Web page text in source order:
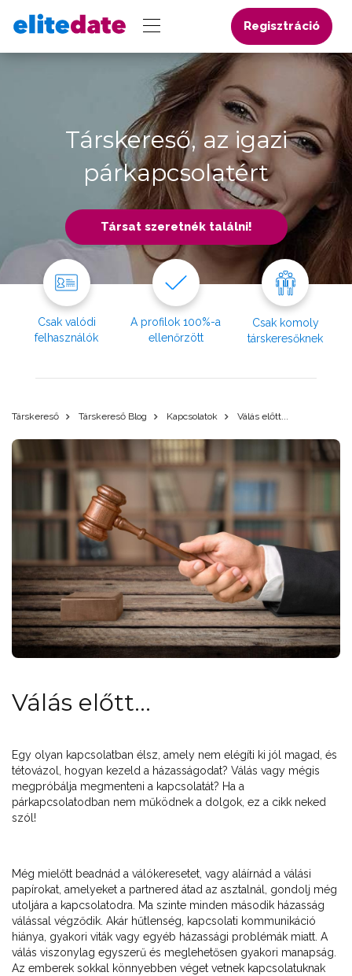
Regisztráció
Társkereső, az igazi
párkapcsolatért
Társat szeretnék találni!
Csak valódi
felhasználók
A profilok 100%-a
ellenőrzött
Csak komoly
társkeresőknek
Társkereső Társkereső Blog Kapcsolatok Válás előtt...
Válás előtt...
Egy olyan kapcsolatban élsz, amely nem elégíti ki jól magad, és
tétovázol, hogyan kezeld a házasságodat? Válás vagy mégis
megpróbálja megmenteni a kapcsolatát? Ha a
párkapcsolatodban nem működnek a dolgok, ez a cikk neked
szól!
Még mielőtt beadnád a válókeresetet, vagy aláírnád a válási
papírokat, amelyeket a partnered átad az asztalnál, gondolj még
utoljára a kapcsolatodra. Ma szinte minden második házasság
válással végződik. Akár hűtlenség, kapcsolati kommunikáció
hiánya, gyakori viták vagy egyéb házassági problémák miatt. A
válás viszonylag egyszerű és meglehetősen gyakori manapság.
Az emberek sokkal könnyebben véget vetnek kapcsolatuknak